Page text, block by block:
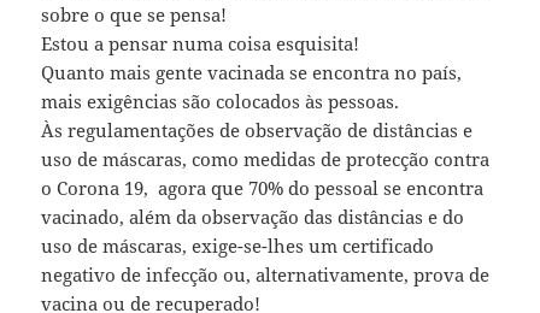
sobre o que se pensa!
Estou a pensar numa coisa esquisita!
Quanto mais gente vacinada se encontra no país,
mais exigências são colocados às pessoas.
Às regulamentações de observação de distâncias e
uso de máscaras, como medidas de protecção contra
o Corona 19, agora que 70% do pessoal se encontra
vacinado, além da observação das distâncias e do
uso de máscaras, exige-se-lhes um certificado
negativo de infecção ou, alternativamente, prova de
vacina ou de recuperado!